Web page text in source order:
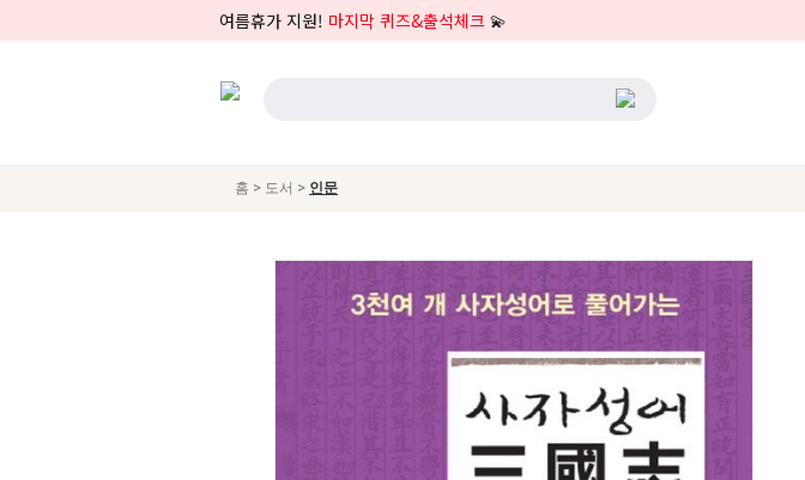
여름휴가 지원! 마지막 퀴즈&출석체크 💫
홈 > 도서 > 인문